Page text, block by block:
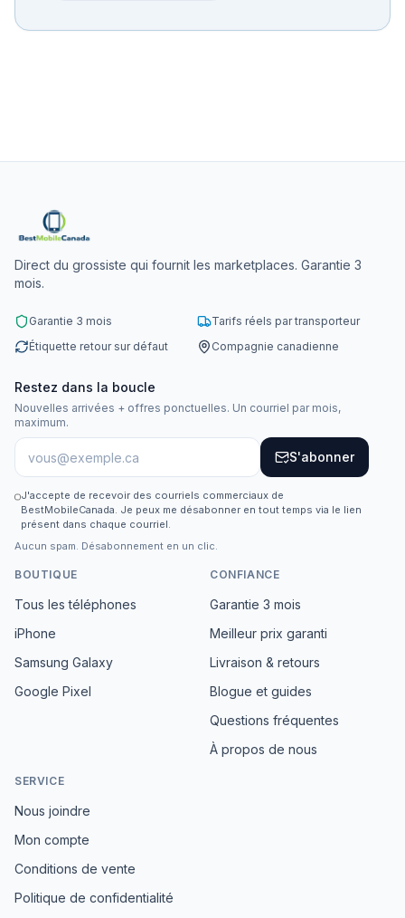
Direct du grossiste qui fournit les marketplaces. Garantie 3
mois.
Garantie 3 mois
Tarifs réels par transporteur
Étiquette retour sur défaut
Compagnie canadienne
Restez dans la boucle
Nouvelles arrivées + offres ponctuelles. Un courriel par mois,
maximum.
S'abonner
J'accepte de recevoir des courriels commerciaux de
BestMobileCanada. Je peux me désabonner en tout temps via le lien
présent dans chaque courriel.
Aucun spam. Désabonnement en un clic.
BOUTIQUE
Tous les téléphones
iPhone
Samsung Galaxy
Google Pixel
CONFIANCE
Garantie 3 mois
Meilleur prix garanti
Livraison & retours
Blogue et guides
Questions fréquentes
À propos de nous
SERVICE
Nous joindre
Mon compte
Conditions de vente
Politique de confidentialité